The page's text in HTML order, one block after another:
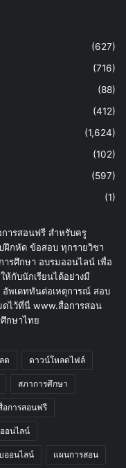
(627)
(716)
(88)
(412)
(1,624)
(102)
(597)
(1)
ารสอนฟรี สำหรับครู
ฝึกหัด ข้อสอบ ทุกรายวิชา
ารศึกษา อบรมออนไลน์ เพื่อ
ห้กับนักเรียนได้อย่างมี
พเดททันต่อเหตุการณ์ สอบ
ไว้ที่นี่ www.สื่อการสอน
กษาไทย
ด ดาวน์โหลดไฟล์
สภาการศึกษา
อการสอนฟรี
ออนไลน์
ออนไลน์ แผนการสอน